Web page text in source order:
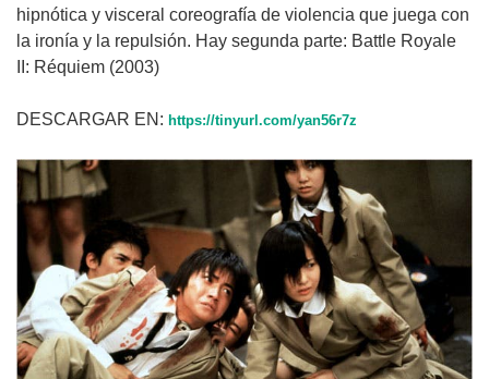
hipnótica y visceral coreografía de violencia que juega con
la ironía y la repulsión. Hay segunda parte: Battle Royale
II: Réquiem (2003)
DESCARGAR EN: https://tinyurl.com/yan56r7z